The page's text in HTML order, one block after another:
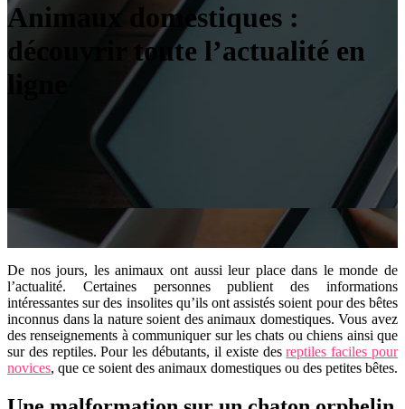
Animaux domestiques :
découvrir toute l’actualité en
ligne
De nos jours, les animaux ont aussi leur place dans le monde de
l’actualité. Certaines personnes publient des informations
intéressantes sur des insolites qu’ils ont assistés soient pour des bêtes
inconnus dans la nature soient des animaux domestiques. Vous avez
des renseignements à communiquer sur les chats ou chiens ainsi que
sur des reptiles. Pour les débutants, il existe desreptiles faciles pour
novices, que ce soient des animaux domestiques ou des petites bêtes.